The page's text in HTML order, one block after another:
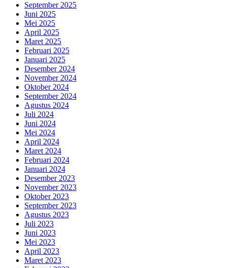
September 2025
Juni 2025
Mei 2025
April 2025
Maret 2025
Februari 2025
Januari 2025
Desember 2024
November 2024
Oktober 2024
September 2024
Agustus 2024
Juli 2024
Juni 2024
Mei 2024
April 2024
Maret 2024
Februari 2024
Januari 2024
Desember 2023
November 2023
Oktober 2023
September 2023
Agustus 2023
Juli 2023
Juni 2023
Mei 2023
April 2023
Maret 2023